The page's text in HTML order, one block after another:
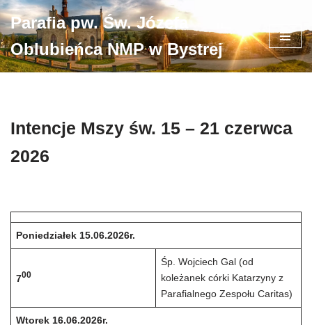
Przejdź
do
treści
Parafia pw. Św. Józefa
Oblubieńca NMP w Bystrej
Intencje Mszy św. 15 – 21 czerwca
2026
Poniedziałek 15.06.2026r.
700
Śp. Wojciech Gal (od
koleżanek córki Katarzyny z
Parafialnego Zespołu Caritas)
Wtorek 16.06.2026r.